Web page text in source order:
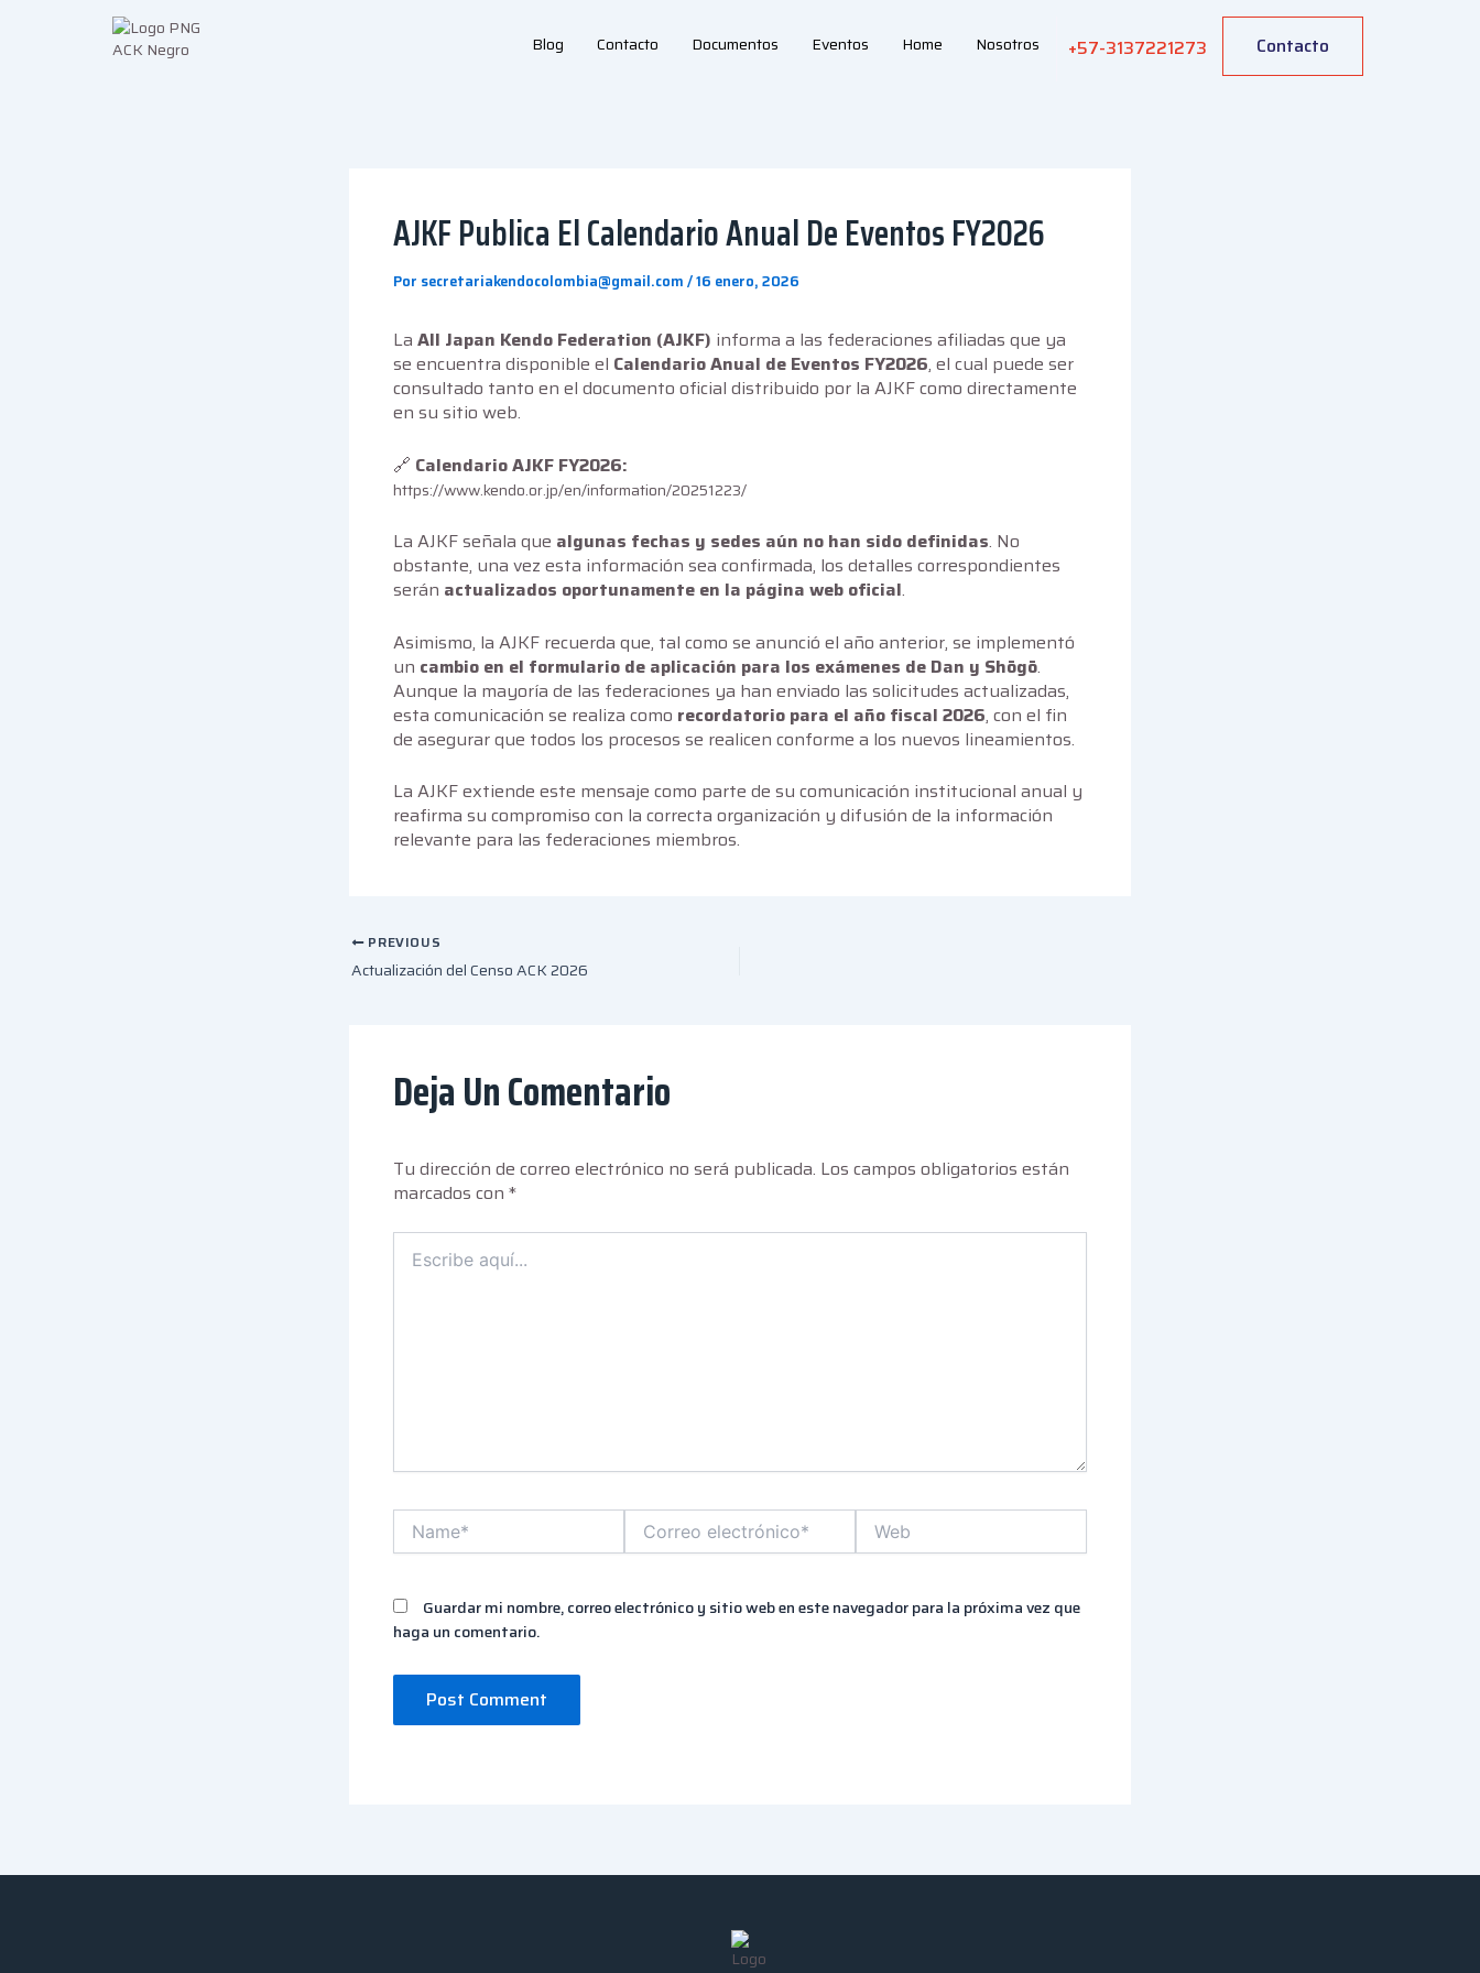
Blog Contacto Documentos Eventos Home Nosotros +57-3137221273 Contacto
AJKF Publica El Calendario Anual De Eventos FY2026
Por secretariakendocolombia@gmail.com/16 enero, 2026
La All Japan Kendo Federation (AJKF) informa a las federaciones afiliadas que ya
se encuentra disponible el Calendario Anual de Eventos FY2026, el cual puede ser
consultado tanto en el documento oficial distribuido por la AJKF como directamente
en su sitio web.
🔗 Calendario AJKF FY2026:
https://www.kendo.or.jp/en/information/20251223/
La AJKF señala que algunas fechas y sedes aún no han sido definidas. No
obstante, una vez esta información sea confirmada, los detalles correspondientes
serán actualizados oportunamente en la página web oficial.
Asimismo, la AJKF recuerda que, tal como se anunció el año anterior, se implementó
un cambio en el formulario de aplicación para los exámenes de Dan y Shōgō.
Aunque la mayoría de las federaciones ya han enviado las solicitudes actualizadas,
esta comunicación se realiza como recordatorio para el año fiscal 2026, con el fin
de asegurar que todos los procesos se realicen conforme a los nuevos lineamientos.
La AJKF extiende este mensaje como parte de su comunicación institucional anual y
reafirma su compromiso con la correcta organización y difusión de la información
relevante para las federaciones miembros.
PREVIOUS
Actualización del Censo ACK 2026
Deja Un Comentario
Tu dirección de correo electrónico no será publicada. Los campos obligatorios están
marcados con *
aquí...
Name*
Correo
electrónico*
Web
Guardar mi nombre, correo electrónico y sitio web en este navegador para la próxima vez que
haga un comentario.